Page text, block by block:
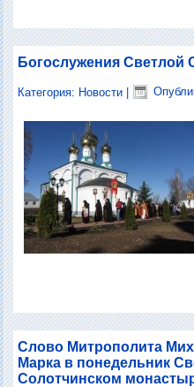
Богослужения Светлой
Категория: Новости |
Слово Митрополита
Марка в понедельник
Солотчинском